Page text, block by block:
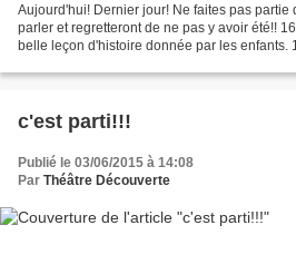
Aujourd'hui! Dernier jour! Ne faites pas partie
parler et regretteront de ne pas y avoir été!!
belle leçon d'histoire donnée par les enfants.
c'est parti!!!
Publié le 03/06/2015 à 14:08
Par Théâtre Découverte